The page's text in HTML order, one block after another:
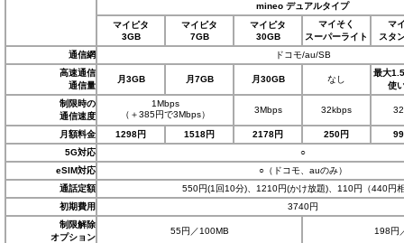
mineo デュアルタイプ
マイピタ
3GB
マイピタ
7GB
マイピタ
30GB
マイそく
スーパーライト
マ
スタ
通信網
ドコモ/au/SB
高速通信
通信量
月3GB 月7GB 月30GB なし
最大
使
制限時の
通信速度
1Mbps
（＋385円で3Mbps）
3Mbps 32kbps
月額料金 1298円 1518円 2178円 250円
5G対応
○
eSIM対応
○（ドコモ、auのみ）
通話定額
550円(1回10分)、1210円(かけ放題)、110円（440円
初期費用
3740円
制限解除
オプション
55円／100MB 198円